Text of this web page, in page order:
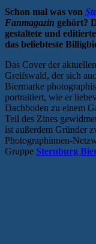
Schon mal was von
Fanmagazin gehört?
gestaltete und
das beliebteste
Das Cover der
Greifswald, der sich
Biermarke
portraitiert, wie er
Dachboden zu einem
Teil des Zines
ist außerdem Gründer
Photographinnen-
Gruppe Sternburg